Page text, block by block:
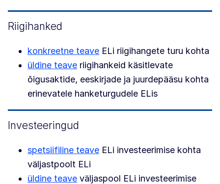
Riigihanked
konkreetne teave ELi riigihangete turu kohta
üldine teave riigihankeid käsitlevate
õigusaktide, eeskirjade ja juurdepääsu kohta
erinevatele hanketurgudele ELis
Investeeringud
spetsiifiline teave ELi investeerimise kohta
väljastpoolt ELi
üldine teave väljaspool ELi investeerimise